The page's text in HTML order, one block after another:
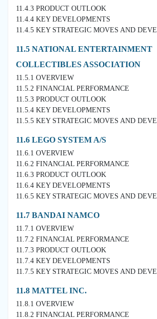
11.4.3 PRODUCT OUTLOOK
11.4.4 KEY DEVELOPMENTS
11.4.5 KEY STRATEGIC MOVES AND
11.5 NATIONAL ENTERTAINMENT
COLLECTIBLES ASSOCIATION
11.5.1 OVERVIEW
11.5.2 FINANCIAL PERFORMANCE
11.5.3 PRODUCT OUTLOOK
11.5.4 KEY DEVELOPMENTS
11.5.5 KEY STRATEGIC MOVES AND
11.6 LEGO SYSTEM A/S
11.6.1 OVERVIEW
11.6.2 FINANCIAL PERFORMANCE
11.6.3 PRODUCT OUTLOOK
11.6.4 KEY DEVELOPMENTS
11.6.5 KEY STRATEGIC MOVES AND
11.7 BANDAI NAMCO
11.7.1 OVERVIEW
11.7.2 FINANCIAL PERFORMANCE
11.7.3 PRODUCT OUTLOOK
11.7.4 KEY DEVELOPMENTS
11.7.5 KEY STRATEGIC MOVES AND
11.8 MATTEL INC.
11.8.1 OVERVIEW
11.8.2 FINANCIAL PERFORMANCE